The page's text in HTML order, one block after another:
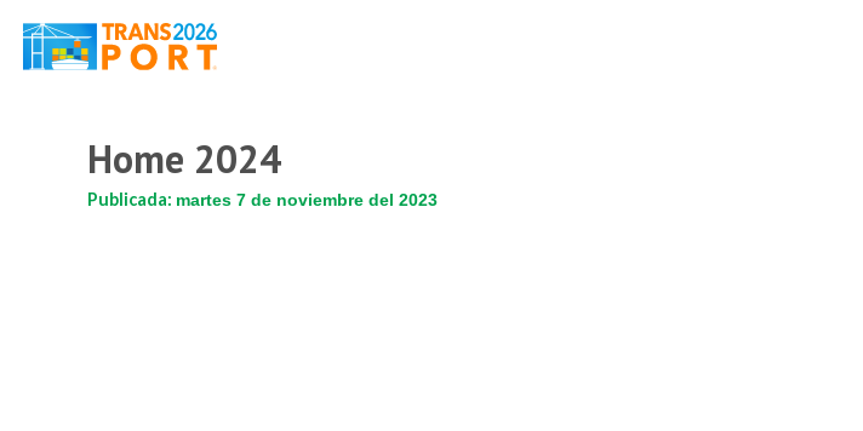
Home 2024
Publicada: martes 7 de noviembre del 2023